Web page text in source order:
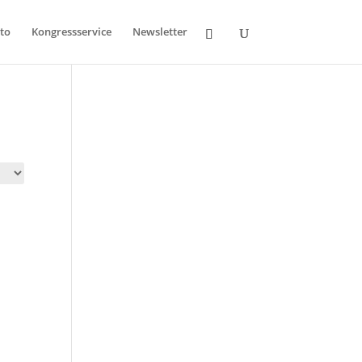
Kongressservice Newsletter